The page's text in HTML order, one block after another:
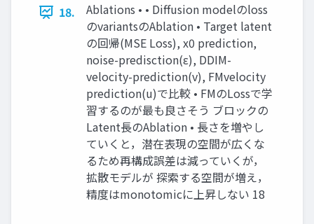
18.
Ablations • • Diffusion modelのloss
のvariantsのAblation • Target latent
の回帰(MSE Loss), x0 prediction,
noise-predisction(ε), DDIM-
velocity-prediction(v), FMvelocity
prediction(u)で比較 • FMのLossで学
習するのが最も良さそう ブロックの
Latent長のAblation • 長さを増やし
ていくと，潜在表現の空間が広くな
るため再構成誤差は減っていくが，
拡散モデルが 探索する空間が増え，
精度はmonotomicに上昇しない 18